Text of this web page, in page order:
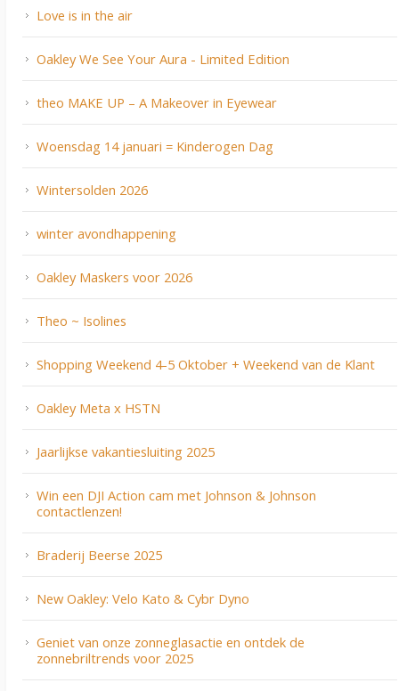
Love is in the air
Oakley We See Your Aura - Limited Edition
theo MAKE UP – A Makeover in Eyewear
Woensdag 14 januari = Kinderogen Dag
Wintersolden 2026
winter avondhappening
Oakley Maskers voor 2026
Theo ~ Isolines
Shopping Weekend 4-5 Oktober + Weekend van de Klant
Oakley Meta x HSTN
Jaarlijkse vakantiesluiting 2025
Win een DJI Action cam met Johnson & Johnson
contactlenzen!
Braderij Beerse 2025
New Oakley: Velo Kato & Cybr Dyno
Geniet van onze zonneglasactie en ontdek de
zonnebriltrends voor 2025